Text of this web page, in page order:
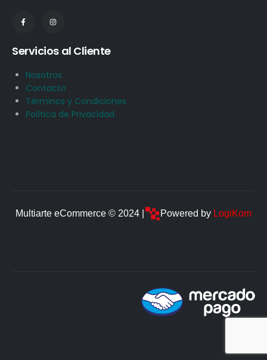
Servicios al Cliente
Nosotros
Contacto
Términos y Condiciones
Política de Privacidad
Multiarte eCommerce © 2024 | Powered by LogiKom